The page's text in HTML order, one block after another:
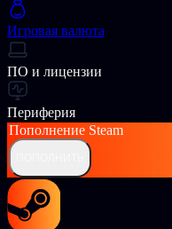
Игровая валюта
ПО и лицензии
Периферия
Пополнение Steam